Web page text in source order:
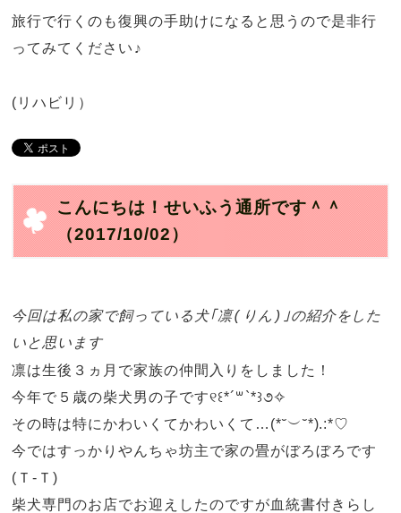
旅行で行くのも復興の手助けになると思うので是非行
ってみてください♪
(リハビリ）
こんにちは！せいふう通所です＾＾
（2017/10/02）
今回は私の家で飼っている犬｢凛(りん)｣の紹介をした
いと思います
凛は生後３ヵ月で家族の仲間入りをしました！
今年で５歳の柴犬男の子です୧꒰*´꒳`*꒱૭✧
その時は特にかわいくてかわいくて…(*˘︶˘*).:*♡
今ではすっかりやんちゃ坊主で家の畳がぼろぼろです
(Ｔ-Ｔ)
柴犬専門のお店でお迎えしたのですが血統書付きらし